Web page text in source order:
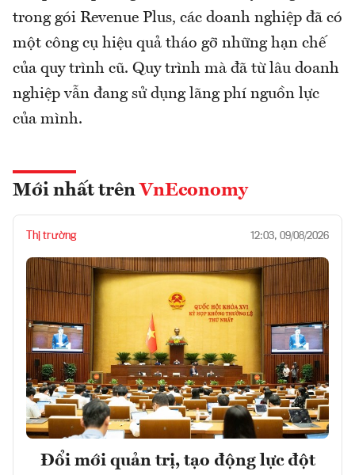
trong gói Revenue Plus, các doanh nghiệp đã có
một công cụ hiệu quả tháo gỡ những hạn chế
của quy trình cũ. Quy trình mà đã từ lâu doanh
nghiệp vẫn đang sử dụng lãng phí nguồn lực
của mình.
Mới nhất trên VnEconomy
Thị trường 12:03, 09/08/2026
Đổi mới quản trị, tạo động lực đột